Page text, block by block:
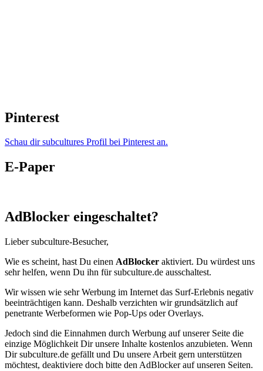
Pinterest
Schau dir subcultures Profil bei Pinterest an.
E-Paper
AdBlocker eingeschaltet?
Lieber subculture-Besucher,
Wie es scheint, hast Du einen AdBlocker aktiviert. Du würdest uns
sehr helfen, wenn Du ihn für subculture.de ausschaltest.
Wir wissen wie sehr Werbung im Internet das Surf-Erlebnis negativ
beeinträchtigen kann. Deshalb verzichten wir grundsätzlich auf
penetrante Werbeformen wie Pop-Ups oder Overlays.
Jedoch sind die Einnahmen durch Werbung auf unserer Seite die
einzige Möglichkeit Dir unsere Inhalte kostenlos anzubieten. Wenn
Dir subculture.de gefällt und Du unsere Arbeit gern unterstützen
möchtest, deaktiviere doch bitte den AdBlocker auf unseren Seiten.